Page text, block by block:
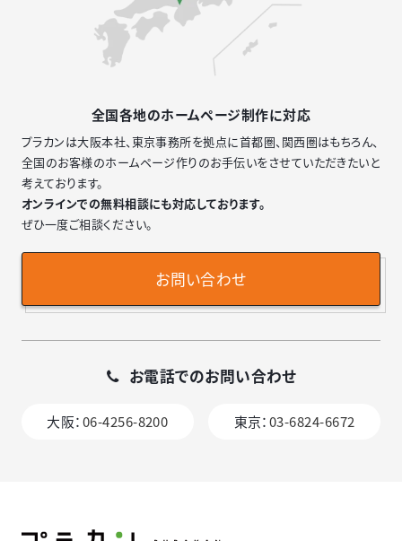
全国各地のホームページ制作に対応
プラカンは大阪本社、東京事務所を拠点に首都圏、関西圏はもちろん、
全国のお客様のホームページ作りのお手伝いをさせていただきたいと
考えております。
オンラインでの無料相談にも対応しております。
ぜひ一度ご相談ください。
お問い合わせ
お電話でのお問い合わせ
大阪：06-4256-8200 東京：03-6824-6672